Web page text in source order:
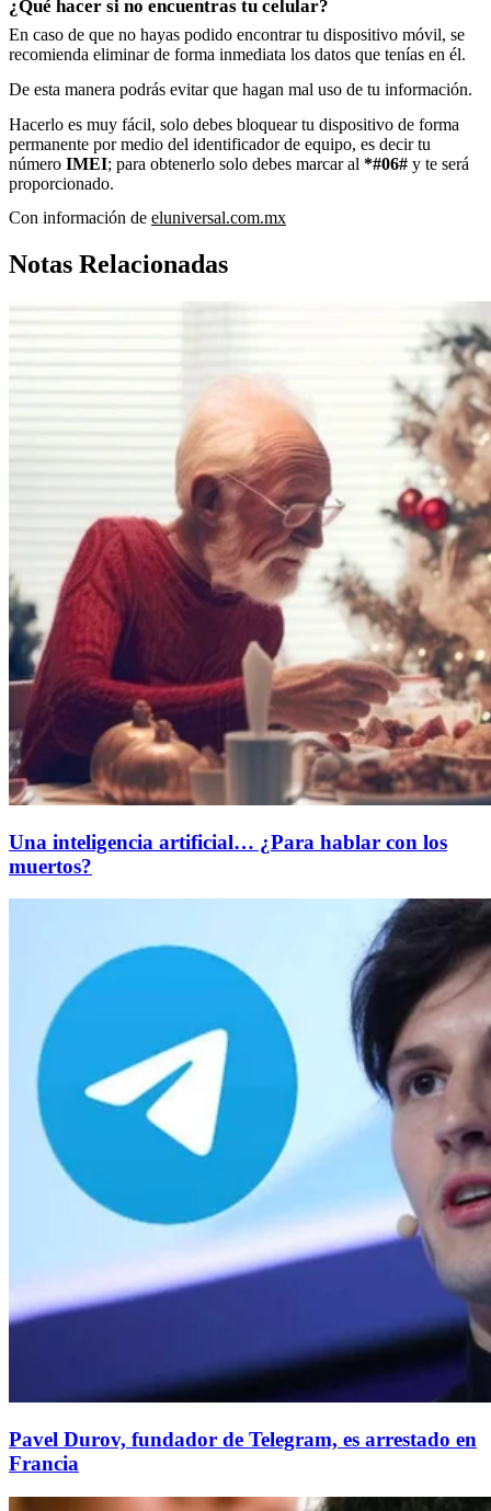
¿Qué hacer si no encuentras tu celular?
En caso de que no hayas podido encontrar tu dispositivo móvil, se
recomienda eliminar de forma inmediata los datos que tenías en él.
De esta manera podrás evitar que hagan mal uso de tu información.
Hacerlo es muy fácil, solo debes bloquear tu dispositivo de forma
permanente por medio del identificador de equipo, es decir tu
número IMEI; para obtenerlo solo debes marcar al *#06# y te será
proporcionado.
Con información de eluniversal.com.mx
Notas Relacionadas
Una inteligencia artificial… ¿Para hablar con los
muertos?
Pavel Durov, fundador de Telegram, es arrestado en
Francia